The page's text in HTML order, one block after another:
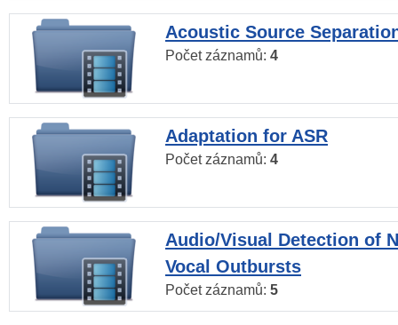
Acoustic Source
Počet záznamů: 4
Adaptation for ASR
Počet záznamů: 4
Audio/Visual Detection of
Vocal Outbursts
Počet záznamů: 5